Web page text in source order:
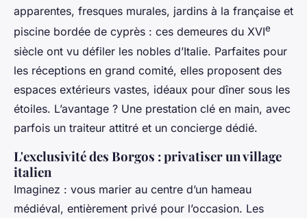
apparentes, fresques murales, jardins à la française et
piscine bordée de cyprès : ces demeures du XVIe
siècle ont vu défiler les nobles d’Italie. Parfaites pour
les réceptions en grand comité, elles proposent des
espaces extérieurs vastes, idéaux pour dîner sous les
étoiles. L’avantage ? Une prestation clé en main, avec
parfois un traiteur attitré et un concierge dédié.
L'exclusivité des Borgos : privatiser un village
italien
Imaginez : vous marier au centre d’un hameau
médiéval, entièrement privé pour l’occasion. Les